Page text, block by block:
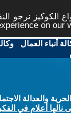
نرجو
on our
أنباء العمال -
والعدالة
أعلام في